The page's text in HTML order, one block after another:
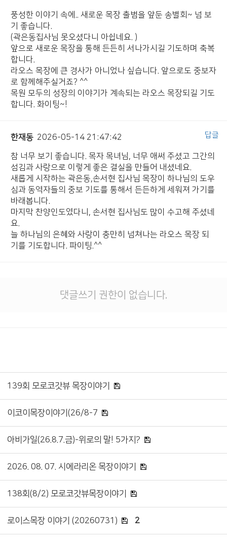
풍성한 이야기 속에.. 새로운 목장 출범을 앞둔 송별회~ 넘 보
기 좋습니다.
(곽은동집사님 못오셨다니 아쉽네요. )
앞으로 새로운 목장을 통해 든든히 서나가시길 기도하며 축복
합니다.
라오스 목장에 큰 경사가 아니었나 싶습니다. 앞으로도 중보자
로 함께해주실거죠? ^^
목원 모두의 성장의 이야기가 계속되는 라오스 목장되길 기도
합니다. 화이팅~!
한재동 2026-05-14 21:47:42
참 너무 보기 좋습니다. 목자 목녀님, 너무 애써 주셨고 그간의
섬김과 사랑으로 이렇게 좋은 결실을 만들어 내셨네요.
새롭게 시작하는 곽은동,손서현 집사님 목장이 하나님의 도우
심과 동역자들의 중보 기도를 통해서 든든하게 세워져 가기를
바래봅니다.
마지막 찬양인도였다니, 손서현 집사님도 많이 수고해 주셨네
요.
늘 하나님의 은혜와 사랑이 충만히 넘쳐나는 라오스 목장 되
기를 기도합니다. 파이팅.^^
답글
댓글쓰기 권한이 없습니다.
139회 모로코갓뷰 목장이야기
이코이목장이야기(26/8-7
아비가일(26.8.7.금)-위로의 말! 5가지?
2026. 08. 07. 시에라리온 목장이야기
138회(8/2) 모로코갓뷰목장이야기
로이스목장 이야기 (20260731) 2